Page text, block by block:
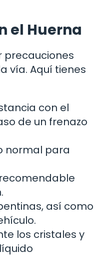
el Huerna
precauciones
vía. Aquí tienes
con el
de un frenazo
normal para
así como
los cristales y